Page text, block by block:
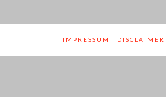
IMPRESSUM DISCLAIMER